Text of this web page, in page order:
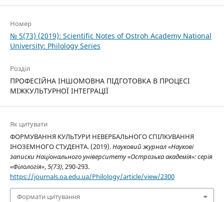
Номер
№ 5(73) (2019): Scientific Notes of Ostroh Academy National
University: Philology Series
Розділ
ПРОФЕСІЙНА ІНШОМОВНА ПІДГОТОВКА В ПРОЦЕСІ
МІЖКУЛЬТУРНОЇ ІНТЕГРАЦІЇ
Як цитувати
ФОРМУВАННЯ КУЛЬТУРИ НЕВЕРБАЛЬНОГО СПІЛКУВАННЯ
ІНОЗЕМНОГО СТУДЕНТА. (2019).Науковий журнал «Наукові
записки Національного університету «Острозька академія»: серія
«Філологія»,5(73), 290-293.
https://journals.oa.edu.ua/Philology/article/view/2300
Формати цитування